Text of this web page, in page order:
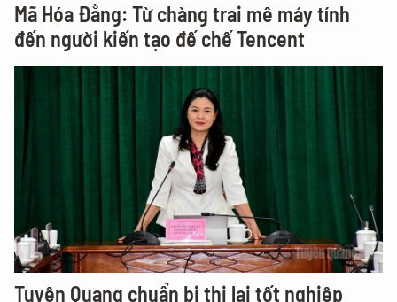
Mã Hóa Đằng: Từ chàng trai mê máy tính
đến người kiến tạo đế chế Tencent
Tuyên Quang chuẩn bị thi lại tốt nghiệp